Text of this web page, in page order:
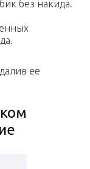
без накида.
ее